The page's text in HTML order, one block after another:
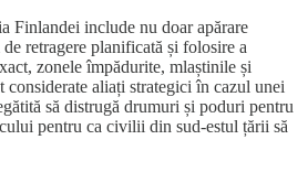
Finlandei include nu doar apărare
retragere planificată și folosire a
zonele împădurite, mlaștinile și
considerate aliați strategici în cazul unei
să distrugă drumuri și poduri pentru
pentru ca civilii din sud-estul țării să